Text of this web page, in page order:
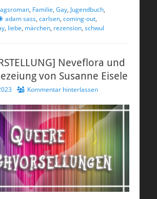
, Familie, Gay, Jugendbuch,
adam sass, carlsen, coming-out,
, liebe, märchen, rezension, schwul
Neveflora und
von Susanne Eisele
Kommentar hinterlassen